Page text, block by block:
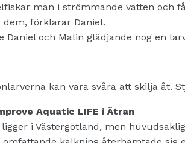
man i strömmande vatten och
dem, förklarar Daniel.
Daniel och Malin glädjande nog en
kan vara svåra att skilja åt.
Aquatic LIFE i Ätran
i Västergötland, men